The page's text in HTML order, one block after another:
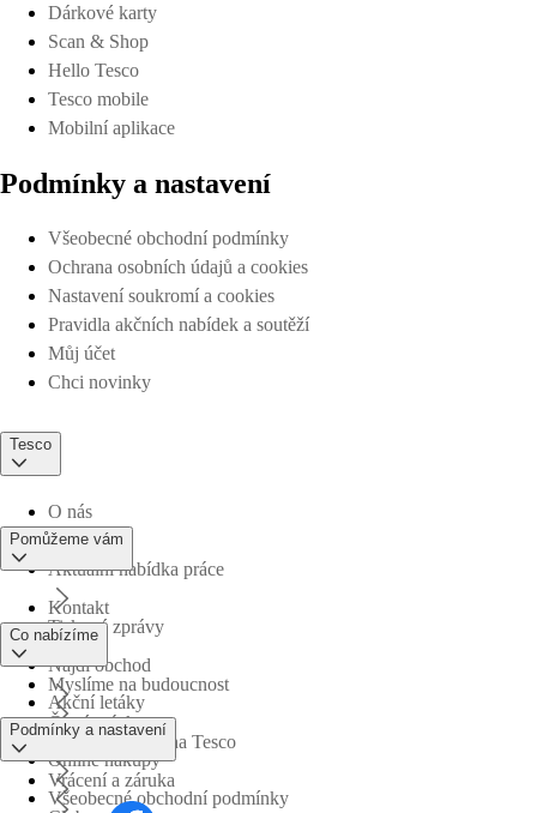
Dárkové karty
Scan & Shop
Hello Tesco
Tesco mobile
Mobilní aplikace
Podmínky a nastavení
Všeobecné obchodní podmínky
Ochrana osobních údajů a cookies
Nastavení soukromí a cookies
Pravidla akčních nabídek a soutěží
Můj účet
Chci novinky
Tesco
O nás
Aktuální nabídka práce
Tiskové zprávy
Myslíme na budoucnost
Obchodní skupina Tesco
Pomůžeme vám
Kontakt
Najdi obchod
Časté otázky
Vrácení a záruka
Co nabízíme
Akční letáky
Online nákupy
Podmínky a nastavení
Všeobecné obchodní podmínky